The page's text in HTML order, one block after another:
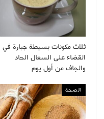
ثلاث مكونات بسيطة جبارة في
القضاء على السعال الحاد
والجاف من أول يوم
الصحة